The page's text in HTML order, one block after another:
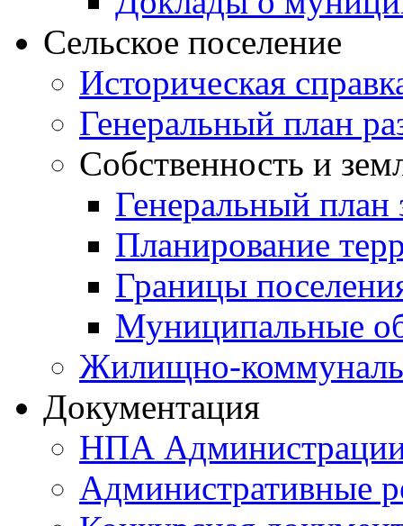
Сельское поселение
Историческая
Генеральный план
Собственность и
Генеральный план
Планирование
Границы
Муниципальные
Жилищно-
Документация
НПА
Административные